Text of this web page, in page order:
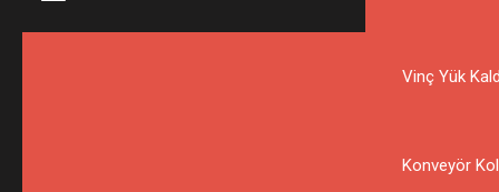
Vinç Yük
Konveyör